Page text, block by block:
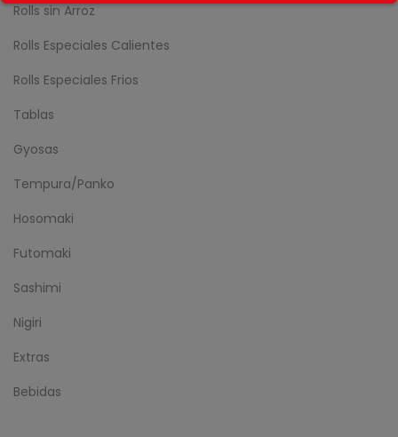
Rolls sin Arroz
Rolls Especiales Calientes
Rolls Especiales Frios
Tablas
Gyosas
Tempura/Panko
Hosomaki
Futomaki
Sashimi
Nigiri
Extras
Bebidas